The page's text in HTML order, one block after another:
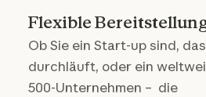
Flexible
Ob Sie ein Start-up sind,
durchläuft, oder ein
500-Unternehmen – die